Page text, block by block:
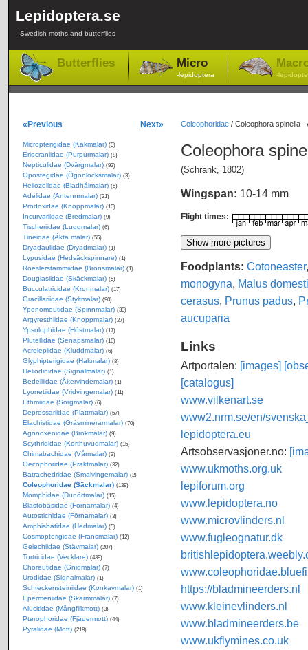
Lepidoptera.se
Swedish moths and butterflies
Butterflies Micro
-lepidoptera -
Coleophoridae/ Coleophora spinella -
Coleophora
(Schrank, 1802)
Wingspan: 10-14 mm
Flight times:
Foodplants: Cotoneaster
monogyna, Malus
cerasus, Prunus padus,
aucuparia
Links
Artportalen: [images]
[catalogus]
www.vilkenart.se
www2.nrm.se/en/
lepidoptera.eu
Artsobservasjoner.no:
www.ukmoths.org.uk
lepiforum.org
www.lepidoptera.no
www.microvlinders.nl
www.fugleognatur.dk
https://bladmineerders.nl
www.kleinevlinders.nl
www.bladmineerders.be
www.ukflymines.co.uk
«Previous Next»
Micropterigidae (Käkmalar) (5)
Eriocraniidae (Purpurmalar) (8)
Nepticulidae (Dvärgmalar) (92)
Opostegidae (Ögonlocksmalar) (3)
Heliozelidae (Bladhålmalar) (5)
Adelidae (Antennmalar) (21)
Prodoxidae (Knoppmalar) (10)
Incurvariidae (Bredmalar) (9)
Tischeriidae (Luggmalar) (6)
Tineidae (Äkta malar) (55)
Dryadaulidae (Dryadmalar) (1)
Lypusidae (Hedsäckspinnare) (1)
Roeslerstammiidae (Bronsmalar) (1)
Douglasiidae (Skäckmalar) (5)
Bucculatricidae (Kronmalar) (17)
Gracillariidae (Styltmalar) (90)
Yponomeutidae (Spinnmalar) (30)
Argyresthiidae (Knoppmalar) (27)
Ypsolophidae (Höstmalar) (17)
Plutellidae (Senapsmalar) (10)
Acrolepiidae (Kluddmalar) (6)
Glyphipterigidae (Hakmalar) (8)
Heliodinidae (Signalmalar) (1)
Bedelliidae (Åkervindemalar) (1)
Lyonetiidae (Vridvingemalar) (11)
Ethmiidae (Sorgmalar) (6)
Depressariidae (Plattmalar) (57)
Elachistidae (Gräsminerarmalar) (70)
Agonoxenidae (Brokmalar) (9)
Scythrididae (Korthuvudmalar) (15)
Chimabachidae (Vårmalar) (3)
Oecophoridae (Praktmalar) (32)
Batrachedridae (Smalvingemalar) (2)
Coleophoridae (Säckmalar) (139)
Momphidae (Dunörtmalar) (15)
Blastobasidae (Förnamalar) (4)
Autostichidae (Förnamalar) (3)
Amphisbatidae (Hedmalar) (5)
Cosmopterigidae (Fransmalar) (12)
Gelechiidae (Stävmalar) (207)
Tortricidae (Vecklare) (439)
Choreutidae (Gnidmalar) (7)
Urodidae (Signalmalar) (1)
Schreckensteiniidae (Konkavmalar) (1)
Epermeniidae (Skärmmalar) (7)
Alucitidae (Mångflikmott) (3)
Pterophoridae (Fjädermott) (44)
Pyralidae (Mott) (218)